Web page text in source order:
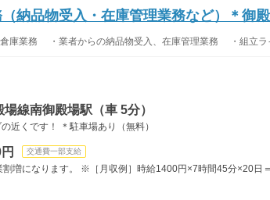
納品物受入・在庫管理業務など）＊御
庫業務 ・業者からの納品物受入、在庫管理業務 ・組立ラ
線南御殿場駅（車 5分）
近くです！ ＊駐車場あり（無料）
交通費一部支給
増になります。 ※［月収例］時給1400円×7時間45分×20日